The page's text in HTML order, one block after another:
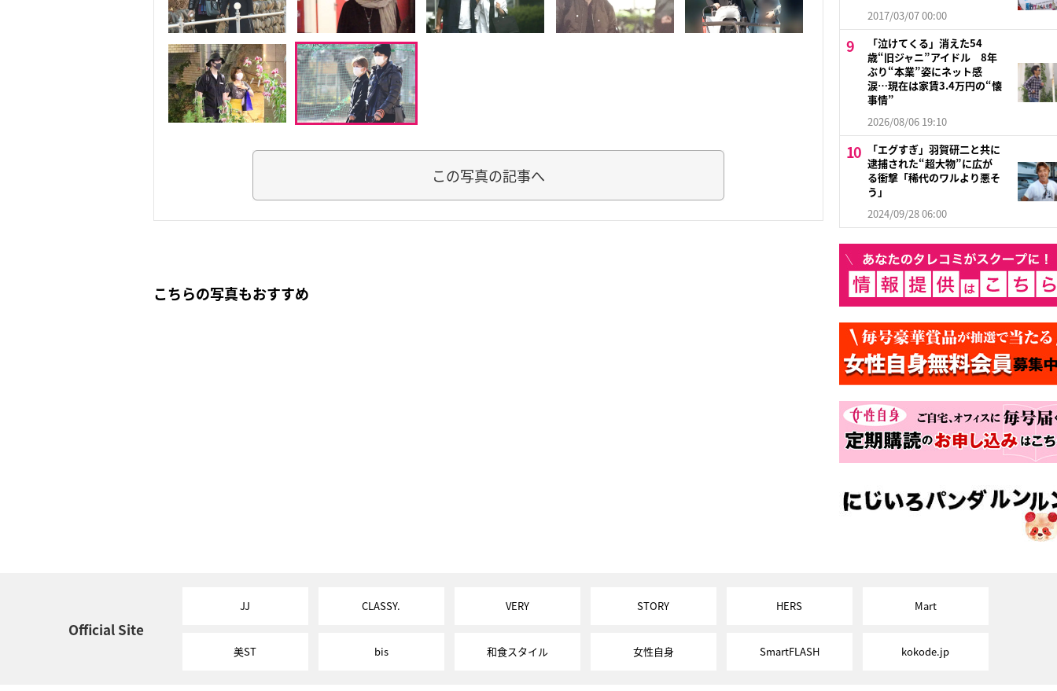
この写真の記事へ
こちらの写真もおすすめ
2017/03/07 00:00
「泣けてくる」消えた54
歳“旧ジャニ”アイドル 8年
ぶり“本業”姿にネット感
涙…現在は家賃3.4万円の“懐
事情”
2026/08/06 19:10
「エグすぎ」羽賀研二と共に
逮捕された“超大物”に広が
る衝撃「稀代のワルより悪そ
う」
2024/09/28 06:00
Official Site
JJ CLASSY. VERY STORY HERS Mart
美ST bis 和食スタイル 女性自身 SmartFLASH kokode.jp